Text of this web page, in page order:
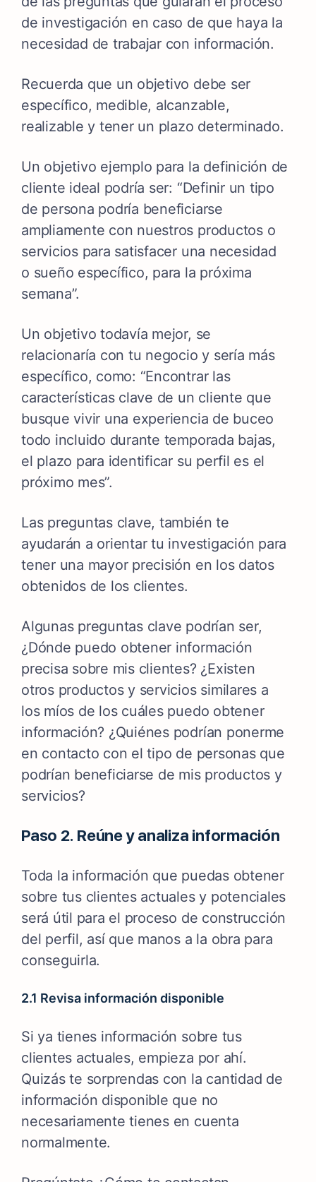
de investigación en caso de que haya la
necesidad de trabajar con información.
Recuerda que un objetivo debe ser
específico, medible, alcanzable,
realizable y tener un plazo determinado.
Un objetivo ejemplo para la definición de
cliente ideal podría ser: “Definir un tipo
de persona podría beneficiarse
ampliamente con nuestros productos o
servicios para satisfacer una necesidad
o sueño específico, para la próxima
semana”.
Un objetivo todavía mejor, se
relacionaría con tu negocio y sería más
específico, como: “Encontrar las
características clave de un cliente que
busque vivir una experiencia de buceo
todo incluido durante temporada bajas,
el plazo para identificar su perfil es el
próximo mes”.
Las preguntas clave, también te
ayudarán a orientar tu investigación para
tener una mayor precisión en los datos
obtenidos de los clientes.
Algunas preguntas clave podrían ser,
¿Dónde puedo obtener información
precisa sobre mis clientes? ¿Existen
otros productos y servicios similares a
los míos de los cuáles puedo obtener
información? ¿Quiénes podrían ponerme
en contacto con el tipo de personas que
podrían beneficiarse de mis productos y
servicios?
Paso 2. Reúne y analiza información
Toda la información que puedas obtener
sobre tus clientes actuales y potenciales
será útil para el proceso de construcción
del perfil, así que manos a la obra para
conseguirla.
2.1 Revisa información disponible
Si ya tienes información sobre tus
clientes actuales, empieza por ahí.
Quizás te sorprendas con la cantidad de
información disponible que no
necesariamente tienes en cuenta
normalmente.